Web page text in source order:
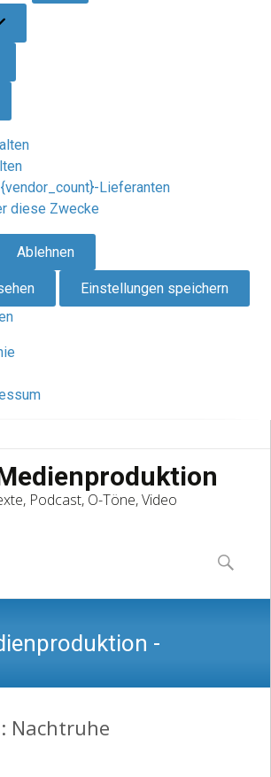
Lieferanten
diese Zwecke
Ablehnen
Einstellungen speichern
Podcast, O-Töne, Video
content
Suchen
nach:
-
Texte, Podcast, O-Töne,
Nachtruhe